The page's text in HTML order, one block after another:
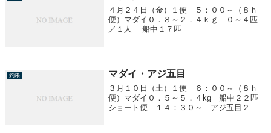
４月２４日（金）１便 ５：００～（８ｈ
便）マダイ０．８～２．４ｋｇ ０～４匹
／１人 船中１７匹
釣果 マダイ・アジ五目
３月１０日（土）１便 ６：００～（８ｈ
便）マダイ０．５～５．４kg 船中２２匹
ショート便 １４：３０～ アジ五目２０